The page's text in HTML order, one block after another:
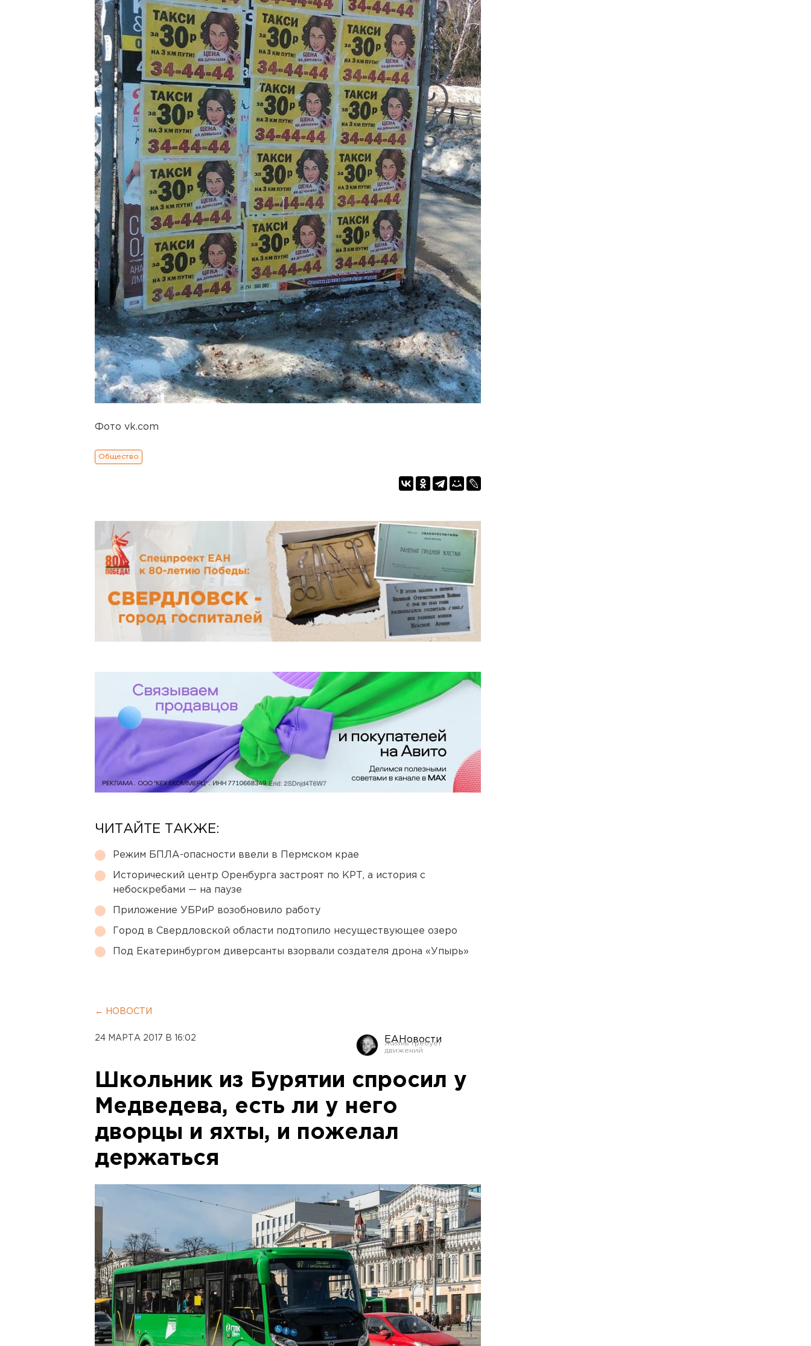
Фото vk.com
Общество
ЧИТАЙТЕ ТАКЖЕ:
Режим БПЛА-опасности ввели в Пермском крае
Исторический центр Оренбурга застроят по КРТ, а история с
небоскребами — на паузе
Приложение УБРиР возобновило работу
Город в Свердловской области подтопило несуществующее озеро
Под Екатеринбургом диверсанты взорвали создателя дрона «Упырь»
← НОВОСТИ
24 МАРТА 2017 В 16:02 ЕАНовости
Школьник из Бурятии спросил у
Медведева, есть ли у него
дворцы и яхты, и пожелал
держаться